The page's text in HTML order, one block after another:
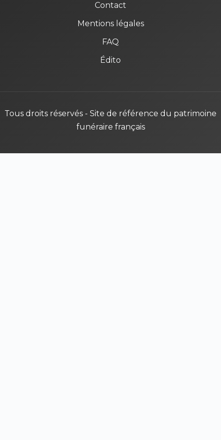
Contact
Mentions légales
FAQ
Édito
Tous droits réservés - Site de référence du patrimoine
funéraire français